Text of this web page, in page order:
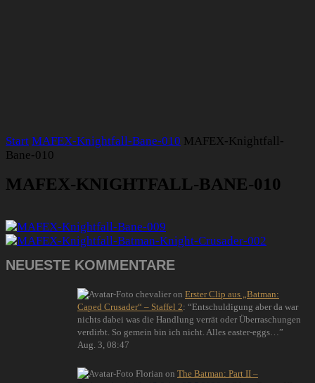
Start MAFEX-Knightfall-Bane-010 MAFEX-Knightfall-
Bane-010
MAFEX-KNIGHTFALL-BANE-010
NEUESTE KOMMENTARE
chevalier on Erster Clip aus „Batman:
Caped Crusader“ – Staffel 2: “Entschuldigung aber da war
nichts dabei was die Handlung verrät oder Überraschungen
verdirbt. So gemein bin ich nicht. Alles easter-eggs… ”
Aug. 3, 08:47
Florian on The Batman: Part II –